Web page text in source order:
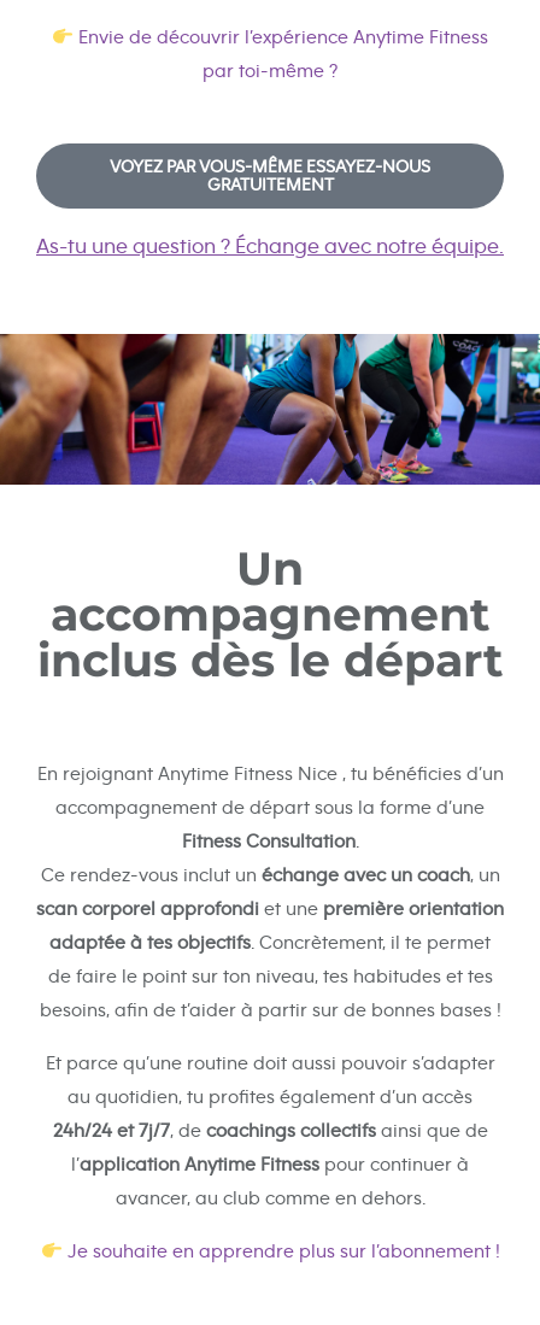
Envie de découvrir l’expérience Anytime Fitness
par toi-même ?
VOYEZ PAR VOUS-MÊME ESSAYEZ-NOUS
GRATUITEMENT
As-tu une question ? Échange avec notre équipe.
Un
accompagnement
inclus dès le départ
En rejoignant Anytime Fitness Nice , tu bénéficies d’un
accompagnement de départ sous la forme d’une
Fitness Consultation.
Ce rendez-vous inclut un échange avec un coach, un
scan corporel approfondi et une première orientation
adaptée à tes objectifs. Concrètement, il te permet
de faire le point sur ton niveau, tes habitudes et tes
besoins, afin de t’aider à partir sur de bonnes bases !
Et parce qu’une routine doit aussi pouvoir s’adapter
au quotidien, tu profites également d’un accès
24h/24 et 7j/7, de coachings collectifsainsi que de
l’application Anytime Fitness pour continuer à
avancer, au club comme en dehors.
Je souhaite en apprendre plus sur l’abonnement !